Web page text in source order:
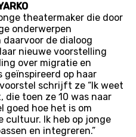
theatermaker die door
onderwerpen
daarvoor de dialoog
nieuwe voorstelling
over migratie en
op haar
schrijft ze “Ik weet
die toen ze 10 was naar
goed hoe het is om
Ik heb op jonge
en integreren.”